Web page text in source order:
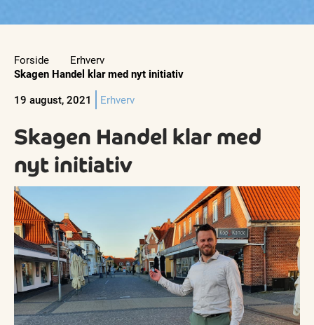
Forside
Erhverv
Skagen Handel klar med nyt initiativ
19 august, 2021
Erhverv
Skagen Handel klar med
nyt initiativ